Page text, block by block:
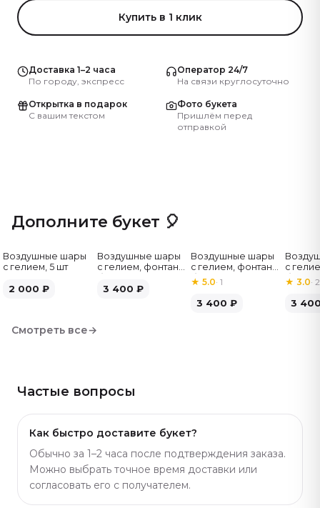
насыщенным. Похожие гелиевые композиции есть в
нашем каталоге — на любой повод и размер. Артикул:
3012.
Купить в 1 клик
Доставка 1–2 часа
По городу, экспресс
Оператор 24/7
На связи круглосуточно
Открытка в подарок
С вашим текстом
Фото букета
Пришлём перед
отправкой
Дополните букет 🎈
Воздушные шары
с гелием, 5 шт
2 000 ₽
Воздушные шары
с гелием, фонтан,
шт
3 400 ₽
Воздушные шары
с гелием, фонтан,
бело-розовые, 7
шт
★5.0·1
3 400 ₽
с
бело-
★ 3.0· 2
3
Смотреть все→
Частые вопросы
Как быстро доставите букет?
Обычно за 1–2 часа после подтверждения заказа.
Можно выбрать точное время доставки или
согласовать его с получателем.